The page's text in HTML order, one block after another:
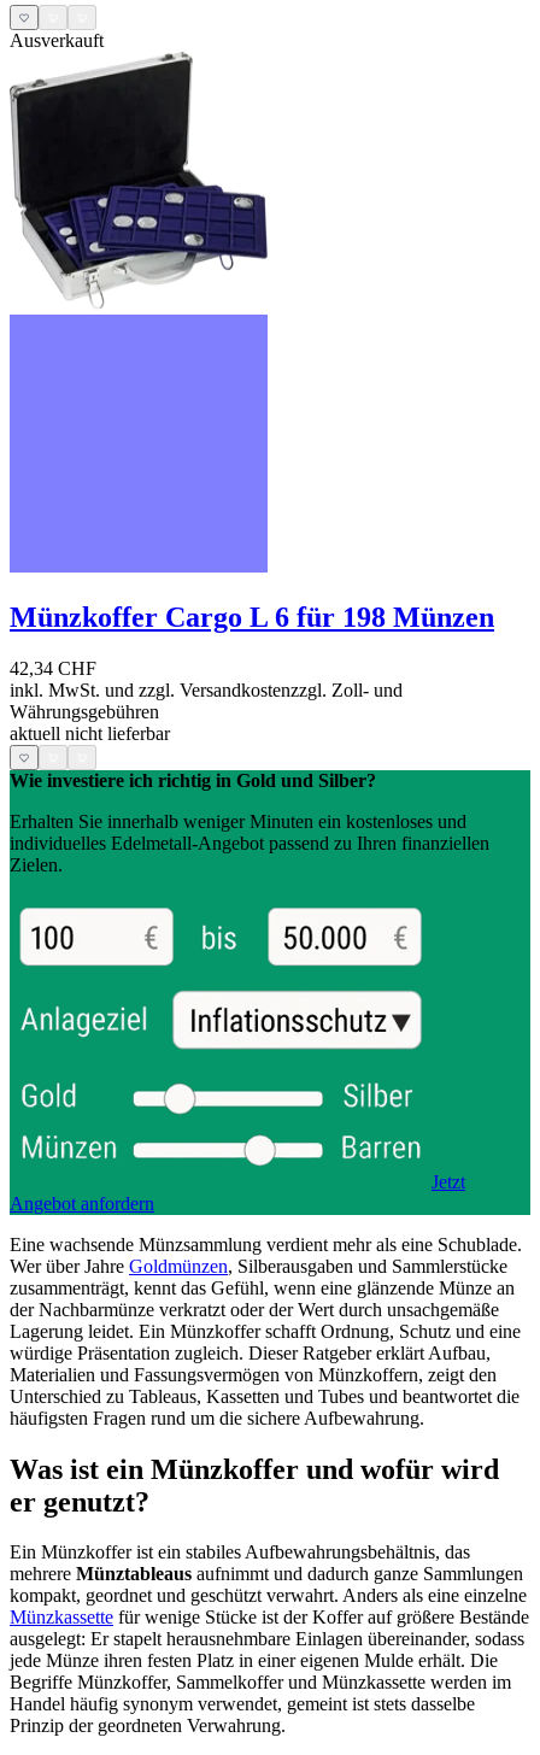
Ausverkauft
Münzkoffer Cargo L 6 für 198 Münzen
42,34 CHF
inkl. MwSt. und zzgl. Versandkostenzzgl. Zoll- und
Währungsgebühren
aktuell nicht lieferbar
Wie investiere ich richtig in Gold und Silber?
Erhalten Sie innerhalb weniger Minuten ein kostenloses und
individuelles Edelmetall-Angebot passend zu Ihren finanziellen
Zielen.
Jetzt
Angebot anfordern
Eine wachsende Münzsammlung verdient mehr als eine Schublade.
Wer über Jahre Goldmünzen, Silberausgaben und Sammlerstücke
zusammenträgt, kennt das Gefühl, wenn eine glänzende Münze an
der Nachbarmünze verkratzt oder der Wert durch unsachgemäße
Lagerung leidet. Ein Münzkoffer schafft Ordnung, Schutz und eine
würdige Präsentation zugleich. Dieser Ratgeber erklärt Aufbau,
Materialien und Fassungsvermögen von Münzkoffern, zeigt den
Unterschied zu Tableaus, Kassetten und Tubes und beantwortet die
häufigsten Fragen rund um die sichere Aufbewahrung.
Was ist ein Münzkoffer und wofür wird
er genutzt?
Ein Münzkoffer ist ein stabiles Aufbewahrungsbehältnis, das
mehrere Münztableaus aufnimmt und dadurch ganze Sammlungen
kompakt, geordnet und geschützt verwahrt. Anders als eine einzelne
Münzkassette für wenige Stücke ist der Koffer auf größere Bestände
ausgelegt: Er stapelt herausnehmbare Einlagen übereinander, sodass
jede Münze ihren festen Platz in einer eigenen Mulde erhält. Die
Begriffe Münzkoffer, Sammelkoffer und Münzkassette werden im
Handel häufig synonym verwendet, gemeint ist stets dasselbe
Prinzip der geordneten Verwahrung.